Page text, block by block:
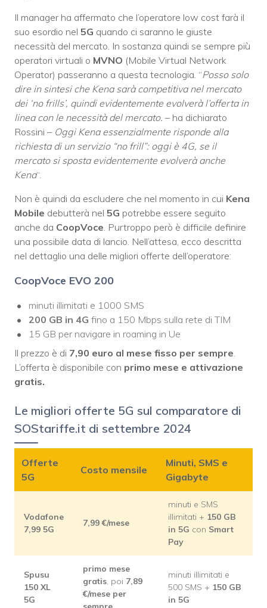
Il manager ha affermato che l’operatore low cost farà il
suo esordio nel 5G quando ci saranno le giuste
necessità del mercato. In sostanza quindi se sempre più
operatori virtuali o MVNO (Mobile Virtual Network
Operator) passeranno a questa tecnologia. “Posso solo
dire in sintesi che Kena sarà competitiva nel mercato
dei ‘no frills’, quindi evidentemente evolverà l’offerta in
linea con le necessità del mercato. – ha dichiarato
Rossini – Oggi Kena essenzialmente risponde alla
richiesta di un servizio “no frill”: oggi è 4G, se il
mercato si sposta evidentemente evolverà anche
Kena“.
Non è quindi da escludere che nel momento in cui Kena
Mobile debutterà nel 5G potrebbe essere seguito
anche da CoopVoce . Purtroppo però è difficile definire
una possibile data di lancio. Nell’attesa, ecco descritta
nel dettaglio una delle migliori offerte dell’operatore:
CoopVoce EVO 200
minuti illimitati e 1000 SMS
200 GB in 4G fino a 150 Mbps sulla rete di TIM
15 GB per navigare in roaming in Ue
Il prezzo è di 7,90 euro al mese fisso per sempre
L’offerta è disponibile con primo mese e attivazione
gratis.
Le migliori offerte 5G sul comparatore di
SOStariffe.it di settembre 2024
Offerte
5G
Costo mensile
Minuti, SMS e
Gigabyte
Vodafone
7,99 5G
7,99€/mese
minuti e SMS
illimitati + 150 GB
in 5G con Smart
Pay
Spusu
150 XL
5G
primo mese
gratis, poi 7,89
€/mese per
minuti illimitati e
500 SMS + 150 GB
in 5G